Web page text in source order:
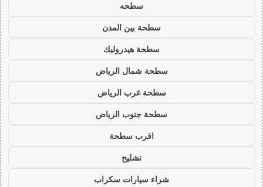
سطحه
سطحة بين المدن
سطحة هيدروليك
سطحة شمال الرياض
سطحة غرب الرياض
سطحة جنوب الرياض
اقرب سطحة
تشليح
شراء سيارات سكراب